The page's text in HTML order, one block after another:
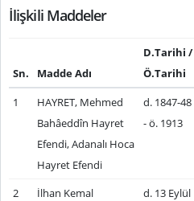
İlişkili Maddeler
Sn. Madde Adı
D.Tarihi /
Ö.Tarihi
1
HAYRET, Mehmed
Bahâeddîn Hayret
Efendi, Adanalı Hoca
Hayret Efendi
d. 1847-48
- ö. 1913
2 İlhan Kemal
d. 13 Eylül